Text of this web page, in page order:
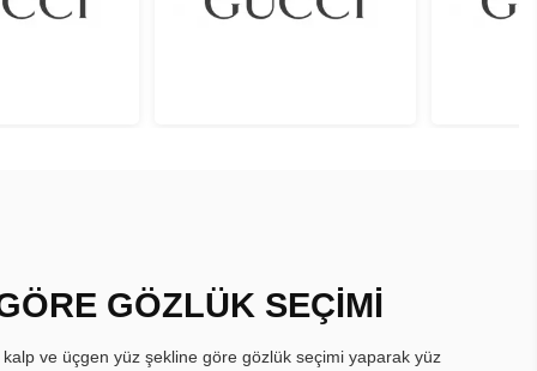
GÖZLÜK SEÇİMİ
ve üçgen yüz şekline göre gözlük seçimi yaparak yüz